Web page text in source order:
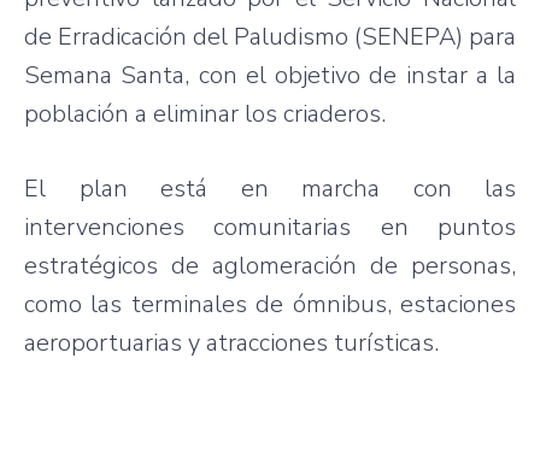
de Erradicación del Paludismo (SENEPA) para
Semana Santa, con el objetivo de instar a la
población a eliminar los criaderos.
El plan está en marcha con las
intervenciones comunitarias en puntos
estratégicos de aglomeración de personas,
como las terminales de ómnibus, estaciones
aeroportuarias y atracciones turísticas.